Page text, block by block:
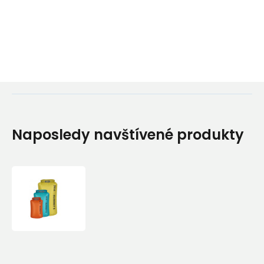
Naposledy navštívené produkty